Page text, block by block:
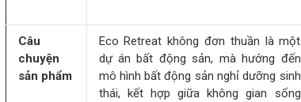
Câu
chuyện
sản phẩm
Eco Retreat không đơn thuần là một
dự án bất động sản, mà hướng đến
mô hình bất động sản nghỉ dưỡng sinh
thái, kết hợp giữa không gian sống